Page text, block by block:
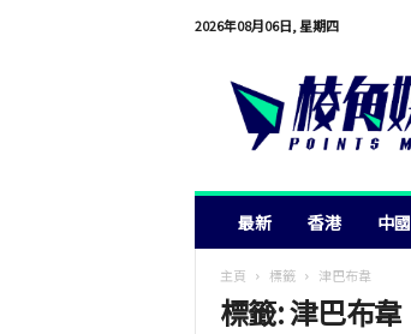
2026年08月06日, 星期四
最新 香港 中國
主頁 標籤 津巴布韋
標籤: 津巴布韋